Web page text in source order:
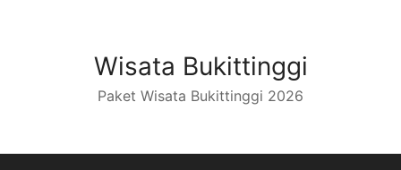
Wisata Bukittinggi
Paket Wisata Bukittinggi 2026